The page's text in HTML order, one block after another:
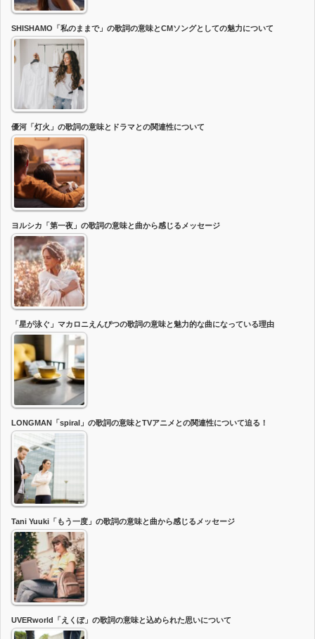
SHISHAMO「私のままで」の歌詞の意味とCMソングとしての魅力について
優河「灯火」の歌詞の意味とドラマとの関連性について
ヨルシカ「第一夜」の歌詞の意味と曲から感じるメッセージ
「星が泳ぐ」マカロニえんぴつの歌詞の意味と魅力的な曲になっている理由
LONGMAN「spiral」の歌詞の意味とTVアニメとの関連性について迫る！
Tani Yuuki「もう一度」の歌詞の意味と曲から感じるメッセージ
UVERworld「えくぼ」の歌詞の意味と込められた思いについて